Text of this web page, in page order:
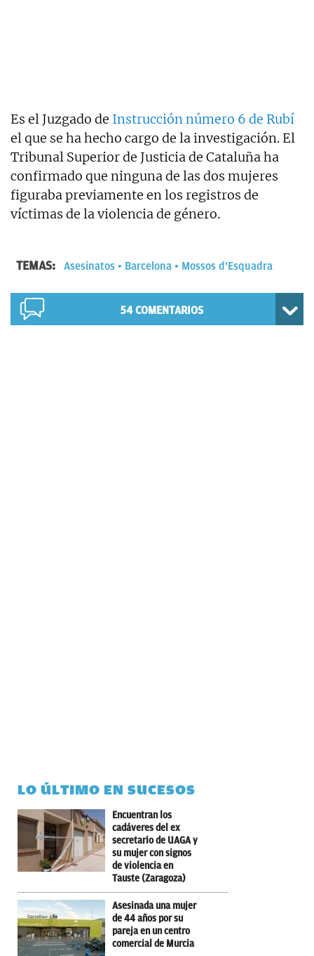
Es el Juzgado de Instrucción número 6 de Rubí
el que se ha hecho cargo de la investigación. El
Tribunal Superior de Justicia de Cataluña ha
confirmado que ninguna de las dos mujeres
figuraba previamente en los registros de
víctimas de la violencia de género.
TEMAS: Asesinatos Barcelona Mossos d'Esquadra
54COMENTARIOS
LO ÚLTIMO EN SUCESOS
Encuentran los
cadáveres del ex
secretario de UAGA y
su mujer con signos
de violencia en
Tauste (Zaragoza)
Asesinada una mujer
de 44 años por su
pareja en un centro
comercial de Murcia